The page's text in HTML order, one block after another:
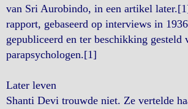
van Sri Aurobindo, in een artikel
rapport, gebaseerd op interviews in
gepubliceerd en ter beschikking gesteld
parapsychologen.[1]
Later leven
Shanti Devi trouwde niet. Ze vertelde